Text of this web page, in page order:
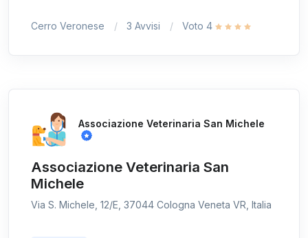
Cerro Veronese 3 Avvisi Voto 4
Associazione Veterinaria San Michele
Associazione Veterinaria San
Michele
Via S. Michele, 12/E, 37044 Cologna Veneta VR, Italia